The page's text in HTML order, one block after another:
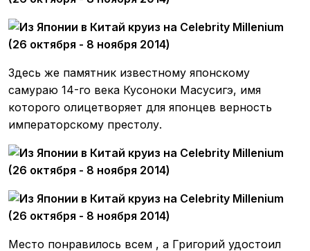
Здесь же памятник известному японскому
самураю 14-го века Кусоноки Масусигэ, имя
которого олицетворяет для японцев верность
императорскому престолу.
Место понравилось всем , а Григорий удостоил